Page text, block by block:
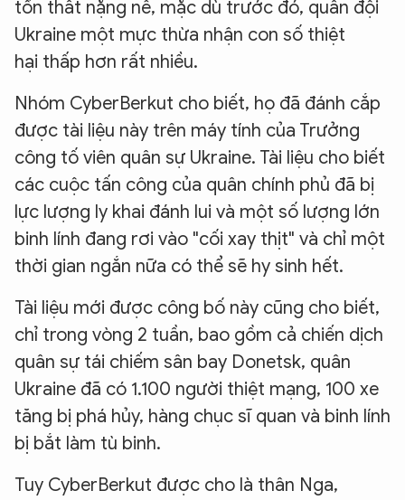
tổn thất nặng nề, mặc dù trước đó, quân đội
Ukraine một mực thừa nhận con số thiệt
hại thấp hơn rất nhiều.
Nhóm CyberBerkut cho biết, họ đã đánh cắp
được tài liệu này trên máy tính của Trưởng
công tố viên quân sự Ukraine. Tài liệu cho biết
các cuộc tấn công của quân chính phủ đã bị
lực lượng ly khai đánh lui và một số lượng lớn
binh lính đang rơi vào "cối xay thịt" và chỉ một
thời gian ngắn nữa có thể sẽ hy sinh hết.
Tài liệu mới được công bố này cũng cho biết,
chỉ trong vòng 2 tuần, bao gồm cả chiến dịch
quân sự tái chiếm sân bay Donetsk, quân
Ukraine đã có 1.100 người thiệt mạng, 100 xe
tăng bị phá hủy, hàng chục sĩ quan và binh lính
bị bắt làm tù binh.
Tuy CyberBerkut được cho là thân Nga,